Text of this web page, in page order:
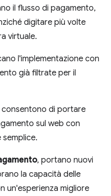
il flusso di pagamento,
digitare più volte
virtuale.
l'implementazione con
già filtrate per il
consentono di portare
sul web con
, portano nuovi
la capacità delle
un'esperienza migliore